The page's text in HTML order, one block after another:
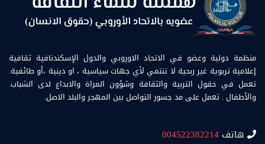
منظمة دولية وعضو في الاتحاد الاوروبي والدول الإسكندنافية ثقافية
إعلامية تربوية غير ربحية لا تنتمي لأي جهات سياسية ، او دينية ،أو طائفية.
تعمل في حقول التربية والثقافة وشؤون المراة والابداع لدى الشباب.
والأطفال . تعمل على مد جسور التواصل بين المهجر والبلد الاصل.
هاتف 004522382214